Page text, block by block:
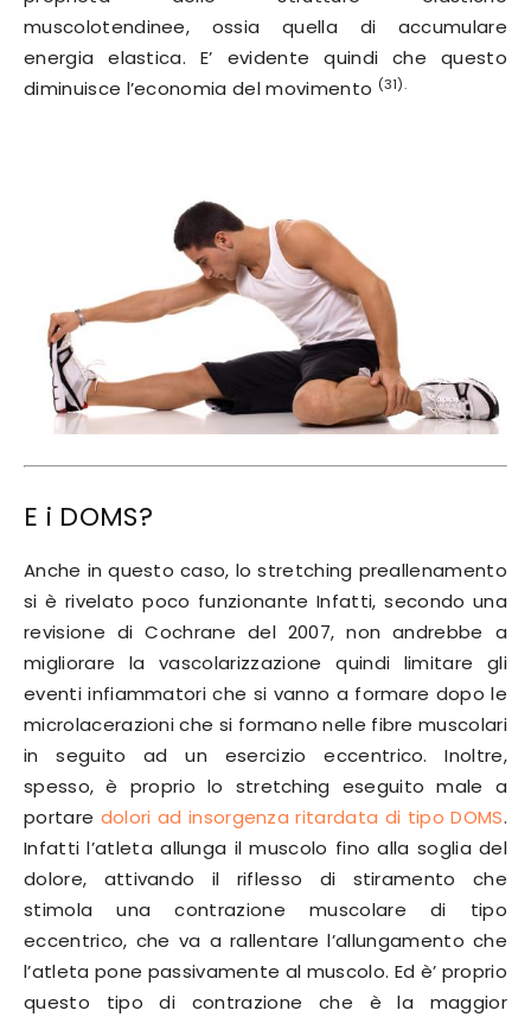
muscolotendinee, ossia quella di accumulare
energia elastica. E’ evidente quindi che questo
diminuisce l’economia del movimento (31).
E i DOMS?
Anche in questo caso, lo stretching preallenamento
si è rivelato poco funzionante Infatti, secondo una
revisione di Cochrane del 2007, non andrebbe a
migliorare la vascolarizzazione quindi limitare gli
eventi infiammatori che si vanno a formare dopo le
microlacerazioni che si formano nelle fibre muscolari
in seguito ad un esercizio eccentrico. Inoltre,
spesso, è proprio lo stretching eseguito male a
portare dolori ad insorgenza ritardata di tipo DOMS.
Infatti l’atleta allunga il muscolo fino alla soglia del
dolore, attivando il riflesso di stiramento che
stimola una contrazione muscolare di tipo
eccentrico, che va a rallentare l’allungamento che
l’atleta pone passivamente al muscolo. Ed è’ proprio
questo tipo di contrazione che è la maggior